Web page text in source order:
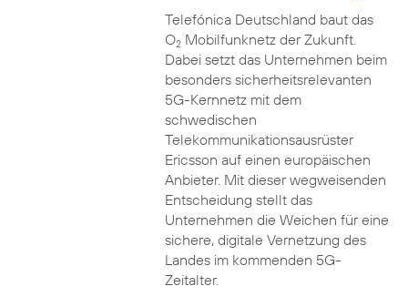
Telefónica Deutschland baut das
O2Mobilfunknetz der Zukunft.
Dabei setzt das Unternehmen beim
besonders sicherheitsrelevanten
5G-Kernnetz mit dem
schwedischen
Telekommunikationsausrüster
Ericsson auf einen europäischen
Anbieter. Mit dieser wegweisenden
Entscheidung stellt das
Unternehmen die Weichen für eine
sichere, digitale Vernetzung des
Landes im kommenden 5G-
Zeitalter.